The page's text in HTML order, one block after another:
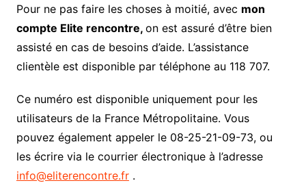
Pour ne pas faire les choses à moitié, avec mon
compte Elite rencontre, on est assuré d’être bien
assisté en cas de besoins d’aide. L’assistance
clientèle est disponible par téléphone au 118 707.
Ce numéro est disponible uniquement pour les
utilisateurs de la France Métropolitaine. Vous
pouvez également appeler le 08-25-21-09-73, ou
les écrire via le courrier électronique à l’adresse
info@eliterencontre.fr.